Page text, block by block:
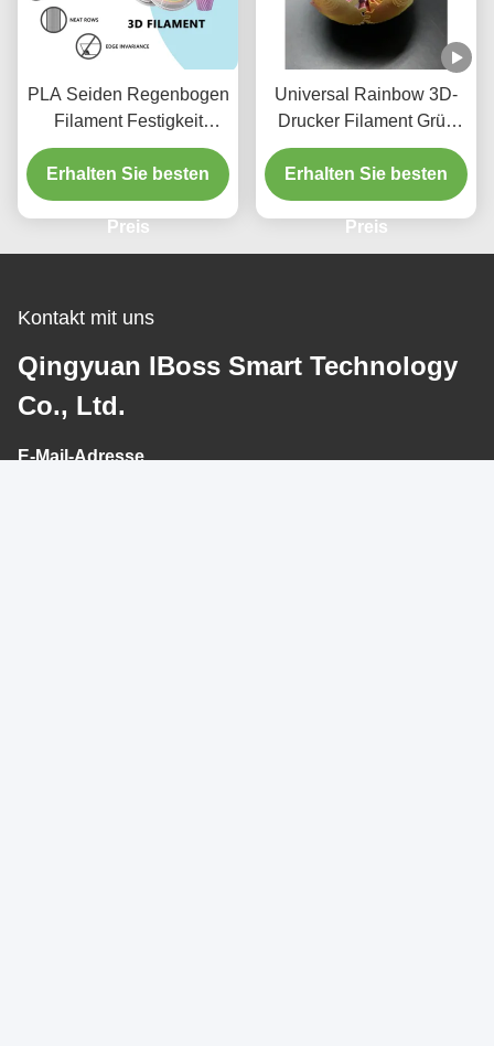
PLA Seiden Regenbogen
Filament Festigkeit
Verbesserte 3D Druck
Regenbogen Filament
Erhalten Sie besten
Preis
Universal Rainbow 3D-
Drucker Filament Grün
Orange Rot Gold
Festigkeit Erweiterte PLA
Plus 1,75 mm
Erhalten Sie besten
Preis
Kontakt mit uns
Qingyuan IBoss Smart Technology
Co., Ltd.
E-Mail-Adresse